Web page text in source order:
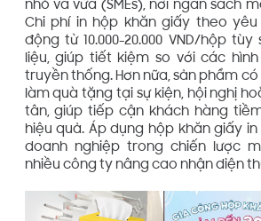
nhỏ và vừa (SMEs), nơi ngân sách
Chi phí in hộp khăn giấy theo
động từ 10.000-20.000 VND/hộp
liệu, giúp tiết kiệm so với các
truyền thống. Hơn nữa, sản phẩm
làm quà tặng tại sự kiện, hội nghị
tân, giúp tiếp cận khách hàng
hiệu quả. Áp dụng hộp khăn giấy
doanh nghiệp trong chiến lược
nhiều công ty nâng cao nhận diện